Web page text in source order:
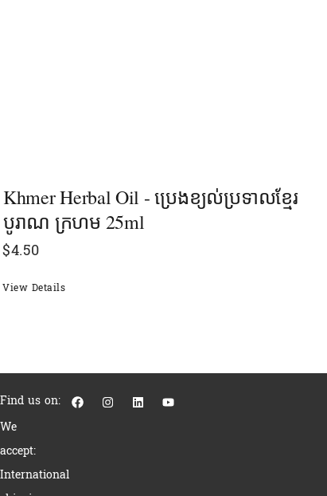
Khmer Herbal Oil - ប្រេងខ្យល់ប្រទាលខ្មែរ
បូរាណ ក្រហម 25ml
$4.50
View Details
Find us on: F
a
I
n
L
i
Y
o
We
accept:
International